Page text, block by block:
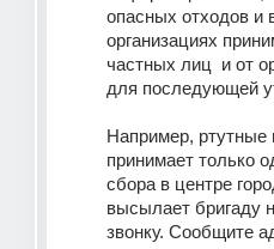
опасных отходов и
организациях
частных лиц  и от
для последующей
Например, ртутные
принимает только
сбора в центре
высылает бригаду
звонку. Сообщите